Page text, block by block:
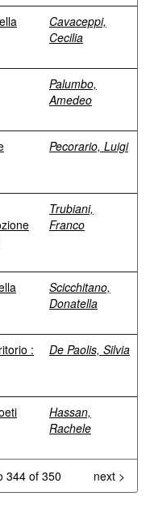
Cavaceppi,
Cecilia
Palumbo,
Amedeo
Pecorario, Luigi
Trubiani,
Franco
Scicchitano,
Donatella
:
De Paolis, Silvia
Hassan,
Rachele
344 of 350 next >